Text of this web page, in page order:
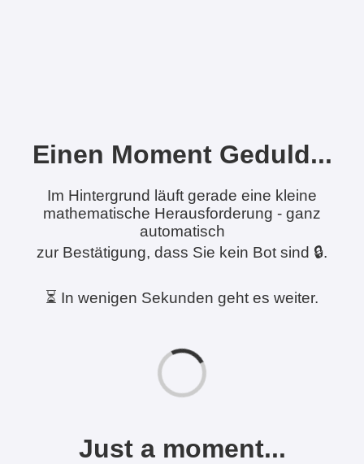
Einen Moment Geduld...
Im Hintergrund läuft gerade eine kleine
mathematische Herausforderung - ganz
automatisch
zur Bestätigung, dass Sie kein Bot sind 🔒.
⏳ In wenigen Sekunden geht es weiter.
Just a moment...